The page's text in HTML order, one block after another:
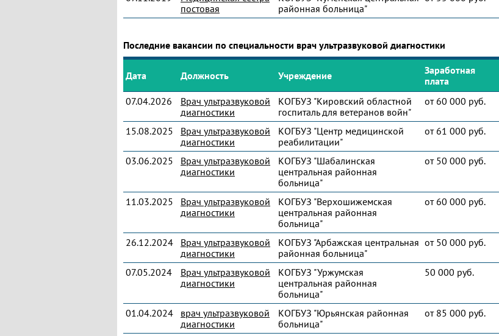
постовая
районная больница"
Последние вакансии по специальности врач ультразвуковой диагностики
Дата Должность Учреждение
Заработная
плата
07.04.2026
Врач ультразвуковой
диагностики
КОГБУЗ "Кировский областной
госпиталь для ветеранов войн"
от 60 000 руб.
15.08.2025
Врач ультразвуковой
диагностики
КОГБУЗ "Центр медицинской
реабилитации"
от 61 000 руб.
03.06.2025
Врач ультразвуковой
диагностики
КОГБУЗ "Шабалинская
центральная районная
больница"
от 50 000 руб.
11.03.2025
Врач ультразвуковой
диагностики
КОГБУЗ "Верхошижемская
центральная районная
больница"
от 60 000 руб.
26.12.2024
Врач ультразвуковой
диагностики
КОГБУЗ "Арбажская центральная
районная больница"
от 50 000 руб.
07.05.2024
Врач ультразвуковой
диагностики
КОГБУЗ "Уржумская
центральная районная
больница"
50 000 руб.
01.04.2024
врач ультразвуковой
диагностики
КОГБУЗ "Юрьянская районная
больница"
от 85 000 руб.